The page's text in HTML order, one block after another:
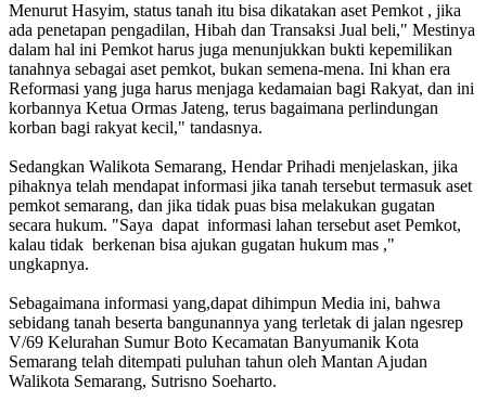
Menurut Hasyim, status tanah itu bisa dikatakan aset Pemkot , jika
ada penetapan pengadilan, Hibah dan Transaksi Jual beli," Mestinya
dalam hal ini Pemkot harus juga menunjukkan bukti kepemilikan
tanahnya sebagai aset pemkot, bukan semena-mena. Ini khan era
Reformasi yang juga harus menjaga kedamaian bagi Rakyat, dan ini
korbannya Ketua Ormas Jateng, terus bagaimana perlindungan
korban bagi rakyat kecil," tandasnya.
Sedangkan Walikota Semarang, Hendar Prihadi menjelaskan, jika
pihaknya telah mendapat informasi jika tanah tersebut termasuk aset
pemkot semarang, dan jika tidak puas bisa melakukan gugatan
secara hukum. "Saya dapat informasi lahan tersebut aset Pemkot,
kalau tidak berkenan bisa ajukan gugatan hukum mas ,"
ungkapnya.
Sebagaimana informasi yang,dapat dihimpun Media ini, bahwa
sebidang tanah beserta bangunannya yang terletak di jalan ngesrep
V/69 Kelurahan Sumur Boto Kecamatan Banyumanik Kota
Semarang telah ditempati puluhan tahun oleh Mantan Ajudan
Walikota Semarang, Sutrisno Soeharto.